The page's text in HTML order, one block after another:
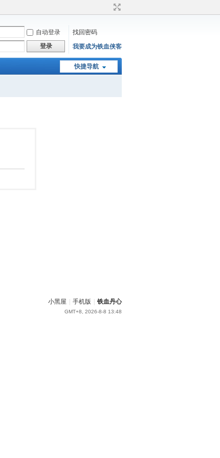
自动登录
找回密码
登录 我要成为铁血侠客
快捷导航
小黑屋 手机版 铁血丹心
GMT+8, 2026-8-8 13:48